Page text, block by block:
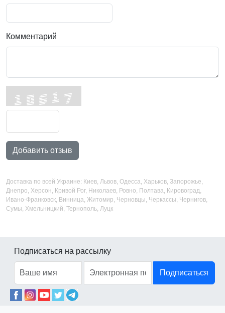
Комментарий
Добавить отзыв
Доставка по всей Украине: Киев, Львов, Одесса, Харьков, Запорожье,
Днепро, Херсон, Кривой Рог, Николаев, Ровно, Полтава, Кировоград,
Ивано-Франковск, Винница, Житомир, Черновцы, Черкассы, Чернигов,
Сумы, Хмельницкий, Тернополь, Луцк
Подписаться на рассылку
Подписаться